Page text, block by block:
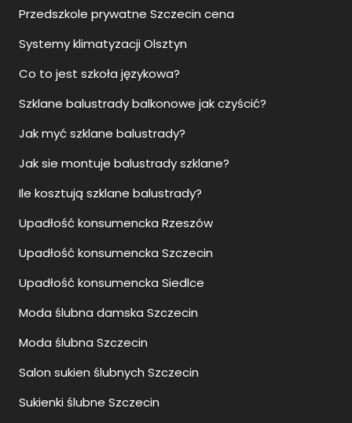
Przedszkole prywatne Szczecin cena
Systemy klimatyzacji Olsztyn
Co to jest szkoła językowa?
Szklane balustrady balkonowe jak czyścić?
Jak myć szklane balustrady?
Jak sie montuje balustrady szklane?
Ile kosztują szklane balustrady?
Upadłość konsumencka Rzeszów
Upadłość konsumencka Szczecin
Upadłość konsumencka Siedlce
Moda ślubna damska Szczecin
Moda ślubna Szczecin
Salon sukien ślubnych Szczecin
Sukienki ślubne Szczecin